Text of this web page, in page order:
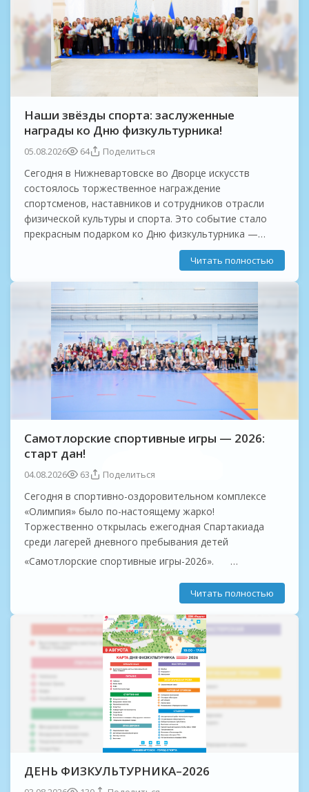
Наши звёзды спорта: заслуженные
награды ко Дню физкультурника!
05.08.2026 64 Поделиться
Сегодня в Нижневартовске во Дворце искусств
состоялось торжественное награждение
спортсменов, наставников и сотрудников отрасли
физической культуры и спорта. Это событие стало
прекрасным подарком ко Дню физкультурника —
празднику силы, здоровья и воли!
Мы гордимся тем, что наши спортсмены,
наставники,...
Читать полностью
Самотлорские спортивные игры — 2026:
старт дан!
04.08.2026 63 Поделиться
Сегодня в спортивно-оздоровительном комплексе
«Олимпия» было по-настоящему жарко!
Торжественно открылась ежегодная Спартакиада
среди лагерей дневного пребывания детей
«Самотлорские спортивные игры-2026».
С приветственным словом к юным спортсменам
- ️ Дмитрий Котов, советник...
Читать полностью
ДЕНЬ ФИЗКУЛЬТУРНИКА–2026